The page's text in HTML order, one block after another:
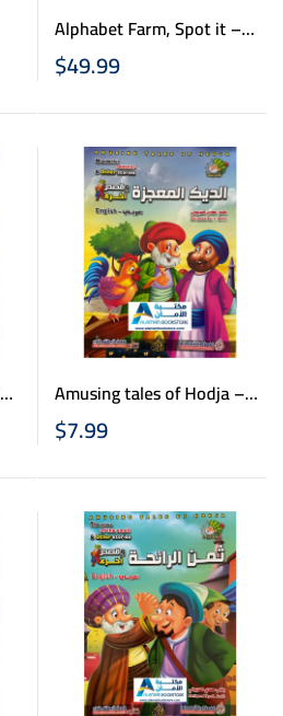
Alphabet Farm, Spot it –
مزرعة الحروف
$49.99
Amusing tales of Hodja –
نوادر جحا – الديك المعجزة –
عربي انكليزي
$7.99